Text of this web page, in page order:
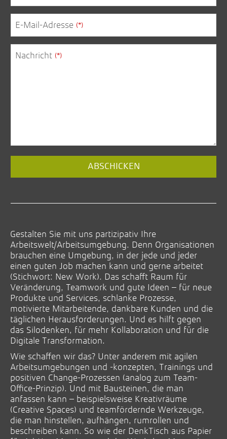
E-Mail-Adresse (*)
Nachricht (*)
Contact
ABSCHICKEN
Gestalten Sie mit uns partizipativ Ihre
Arbeitswelt/Arbeitsumgebung. Denn Organisationen
brauchen eine Umgebung, in der jede und jeder
einen guten Job machen kann und gerne arbeitet
(Stichwort: New Work). Das schafft Raum für
Veränderung, Teamwork und gute Ideen – für neue
Produkte und Services, schlanke Prozesse,
motivierte Mitarbeitende, dankbare Kunden und die
täglichen Herausforderungen. Und es hilft gegen
das Silodenken, für mehr Kollaboration und für die
Digitale Transformation.
Wie schaffen wir das? Unter anderem mit agilen
Arbeitsumgebungen und -konzepten, Trainings und
positiven Change-Prozessen (analog zum Team-
Office-Prinzip). Und mit Bausteinen, die man
anfassen kann – beispielsweise Kreativräume
(Creative Spaces) und teamfördernde Werkzeuge,
die man hinstellen, aufhängen, rumrollen und
beschreiben kann. So wie der DenkTisch aus Papier